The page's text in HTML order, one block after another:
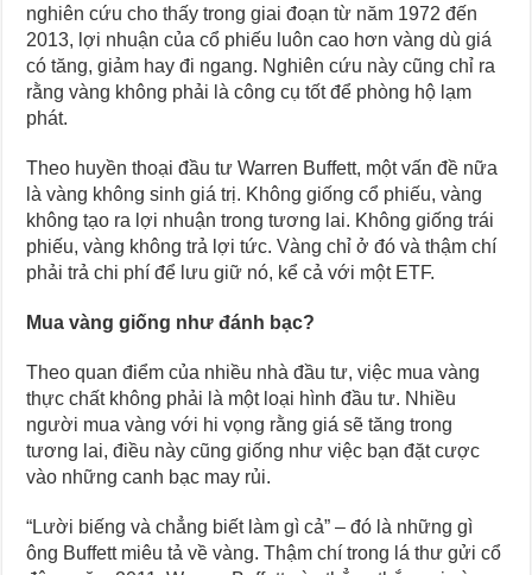
nghiên cứu cho thấy trong giai đoạn từ năm 1972 đến
2013, lợi nhuận của cổ phiếu luôn cao hơn vàng dù giá
có tăng, giảm hay đi ngang. Nghiên cứu này cũng chỉ ra
rằng vàng không phải là công cụ tốt để phòng hộ lạm
phát.
Theo huyền thoại đầu tư Warren Buffett, một vấn đề nữa
là vàng không sinh giá trị. Không giống cổ phiếu, vàng
không tạo ra lợi nhuận trong tương lai. Không giống trái
phiếu, vàng không trả lợi tức. Vàng chỉ ở đó và thậm chí
phải trả chi phí để lưu giữ nó, kể cả với một ETF.
Mua vàng giống như đánh bạc?
Theo quan điểm của nhiều nhà đầu tư, việc mua vàng
thực chất không phải là một loại hình đầu tư. Nhiều
người mua vàng với hi vọng rằng giá sẽ tăng trong
tương lai, điều này cũng giống như việc bạn đặt cược
vào những canh bạc may rủi.
“Lười biếng và chẳng biết làm gì cả” – đó là những gì
ông Buffett miêu tả về vàng. Thậm chí trong lá thư gửi cổ